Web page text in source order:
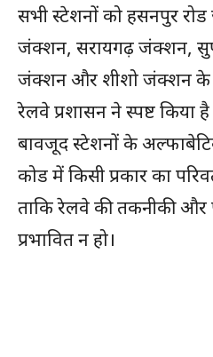
सभी स्टेशनों को हसनपुर
जंक्शन, सरायगढ़ जंक्शन,
जंक्शन और शीशो जंक्शन के
रेलवे प्रशासन ने स्पष्ट
बावजूद स्टेशनों के
कोड में किसी प्रकार का
ताकि रेलवे की तकनीकी और
प्रभावित न हो।